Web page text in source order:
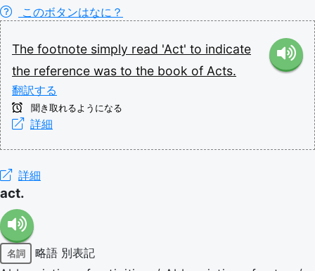
このボタンはなに？
The footnote simply read 'Act' to indicate
the reference was to the book of Acts.
翻訳する
聞き取れるようになる
詳細
詳細
act.
名詞 略語 別表記